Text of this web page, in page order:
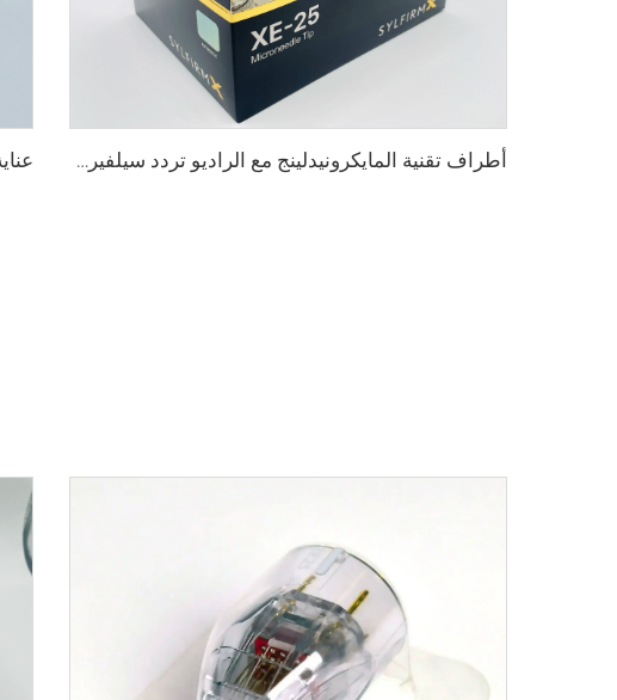
أطراف تقنية المايكرونيدلينج مع الراديو تردد سيلفيروم XE-25